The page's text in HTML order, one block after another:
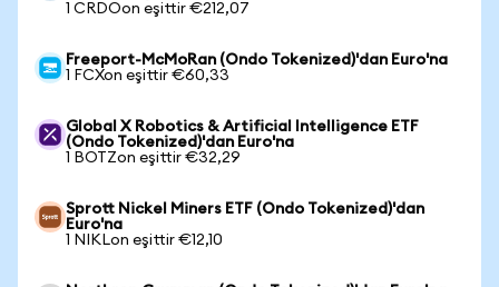
1 CRDOon eşittir €212,07
Freeport-McMoRan (Ondo Tokenized)'dan Euro'na
1 FCXon eşittir €60,33
Global X Robotics & Artificial Intelligence ETF
(Ondo Tokenized)'dan Euro'na
1 BOTZon eşittir €32,29
Sprott Nickel Miners ETF (Ondo Tokenized)'dan
Euro'na
1 NIKLon eşittir €12,10